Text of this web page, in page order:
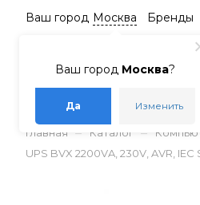
Ваш город Москва?
Да Изменить
Ваш город Москва Бренды
Главная – Каталог –
UPS BVX 2200VA, 230V, AVR,